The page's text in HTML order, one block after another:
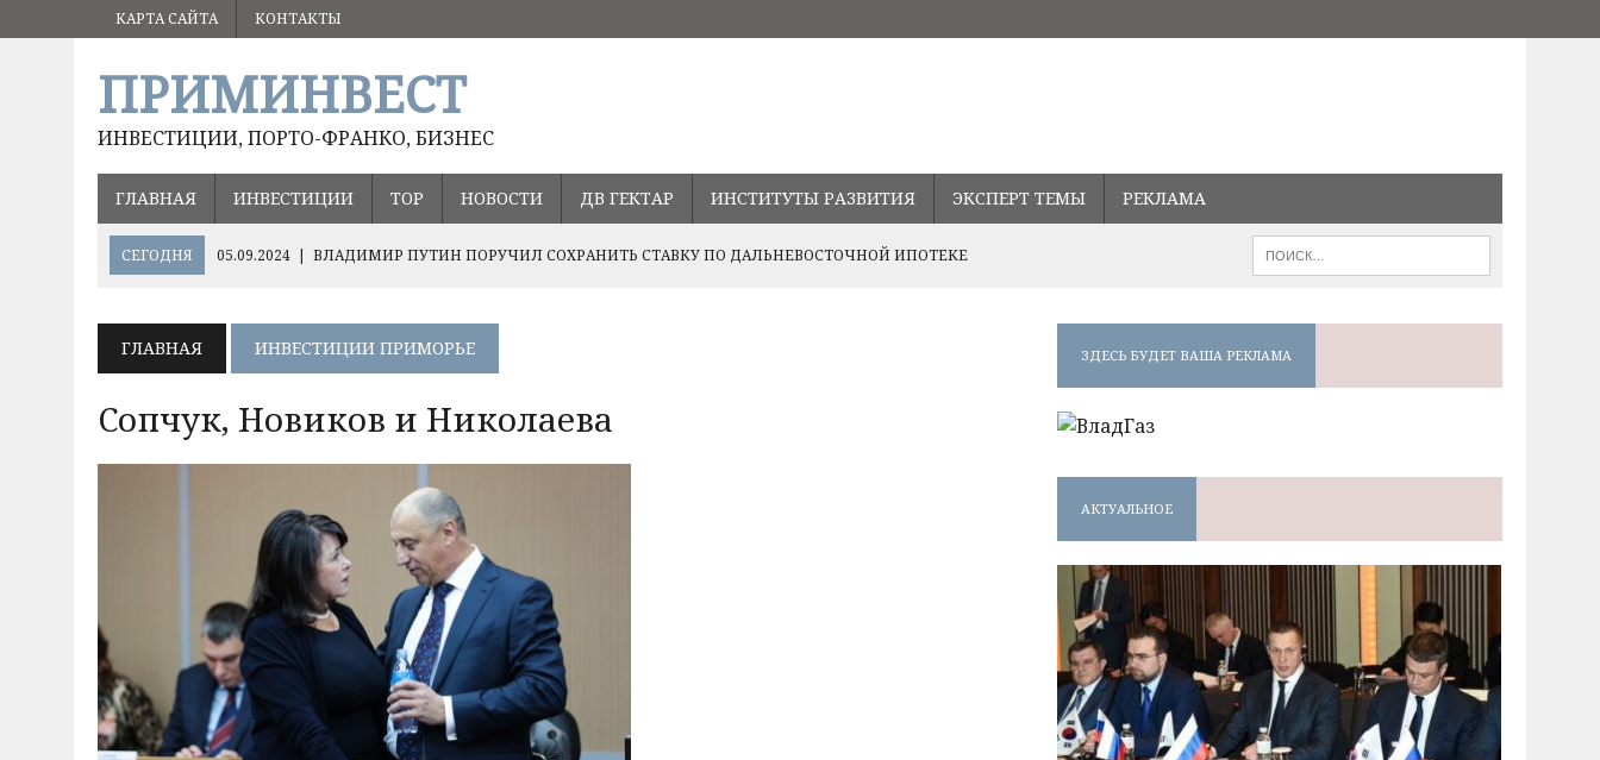
КАРТА САЙТА КОНТАКТЫ
ПРИМИНВЕСТ
ИНВЕСТИЦИИ, ПОРТО-ФРАНКО, БИЗНЕС
ГЛАВНАЯ ИНВЕСТИЦИИ ТОР НОВОСТИ ДВ ГЕКТАР ИНСТИТУТЫ РАЗВИТИЯ ЭКСПЕРТ ТЕМЫ РЕКЛАМА
СЕГОДНЯ 05.09.2024 | ВЛАДИМИР ПУТИН ПОРУЧИЛ СОХРАНИТЬ СТАВКУ ПО ДАЛЬНЕВОСТОЧНОЙ ИПОТЕКЕ
10.12.2024 | ВАЖНЫЕ РЕШЕНИЯ ДЛЯ РАЗВИТИЯ РИСОВОДСТВА В ПРИМОРЬЕ
ГЛАВНАЯ ИНВЕСТИЦИИ ПРИМОРЬЕ
Сопчук, Новиков и Николаева
ЗДЕСЬ БУДЕТ ВАША РЕКЛАМА
АКТУАЛЬНОЕ